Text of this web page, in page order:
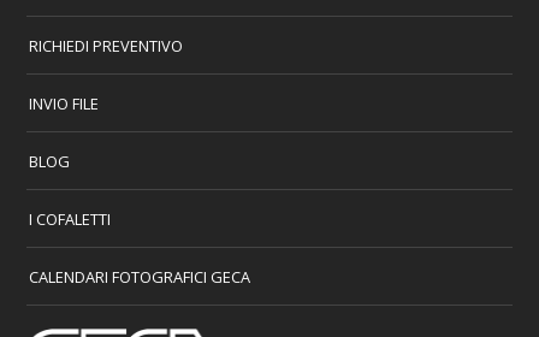
RICHIEDI PREVENTIVO
INVIO FILE
BLOG
I COFALETTI
CALENDARI FOTOGRAFICI GECA